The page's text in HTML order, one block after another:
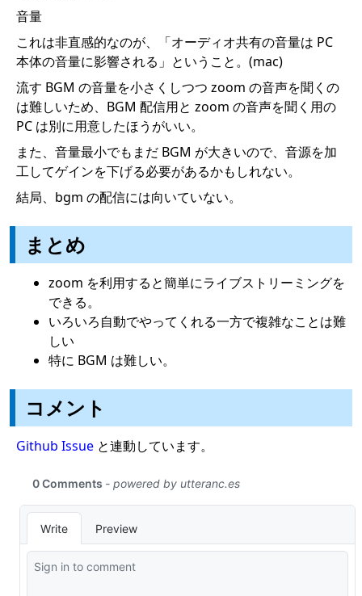
音量
これは非直感的なのが、「オーディオ共有の音量は PC
本体の音量に影響される」ということ。(mac)
流す BGM の音量を小さくしつつ zoom の音声を聞くの
は難しいため、BGM 配信用と zoom の音声を聞く用の
PC は別に用意したほうがいい。
また、音量最小でもまだ BGM が大きいので、音源を加
工してゲインを下げる必要があるかもしれない。
結局、bgm の配信には向いていない。
まとめ
zoom を利用すると簡単にライブストリーミングを
できる。
いろいろ自動でやってくれる一方で複雑なことは難
しい
特に BGM は難しい。
コメント
Github Issue と連動しています。